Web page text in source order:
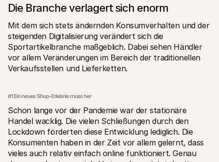
Die Branche verlagert sich enorm
Mit dem sich stets ändernden Konsumverhalten und der
steigenden Digitalisierung verändert sich die
Sportartikelbranche maßgeblich. Dabei sehen Händler
vor allem Veränderungen im Bereich der traditionellen
Verkaufsstellen und Lieferketten.
#1 Ein neues Shop-Erlebnis muss her
Schon lange vor der Pandemie war der stationäre
Handel wacklig. Die vielen Schließungen durch den
Lockdown förderten diese Entwicklung lediglich. Die
Konsumenten haben in der Zeit vor allem gelernt, dass
vieles auch relativ einfach online funktioniert. Genau